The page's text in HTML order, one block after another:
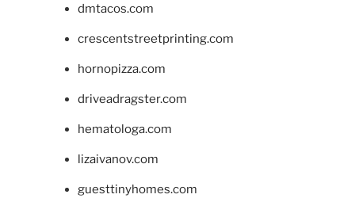
dmtacos.com
crescentstreetprinting.com
hornopizza.com
driveadragster.com
hematologa.com
lizaivanov.com
guesttinyhomes.com